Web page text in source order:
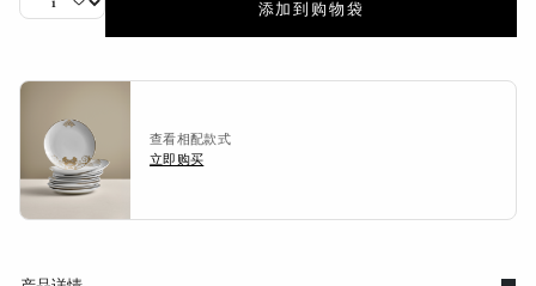
添加到购物袋
查看相配款式
立即购买